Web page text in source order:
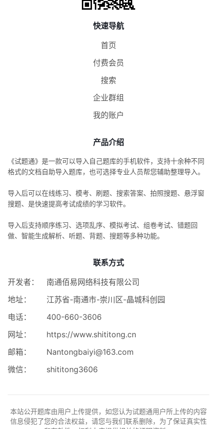
快速导航
首页
付费会员
搜索
企业群组
我的账户
产品介绍
《试题通》是一款可以导入自己题库的手机软件，支持十余种不同
格式的文档自助导入题库，也可选择专业人员帮您辅助整理导入。
导入后可以在线练习、模考、刷题、搜索答案、拍照搜题、悬浮窗
搜题、是快速提高考试成绩的学习软件。
导入后支持顺序练习、选项乱序、模拟考试、组卷考试、错题回
做、智能生成解析、听题、背题、搜题等多种功能。
联系方式
开发者：
南通佰易网络科技有限公司
地址：
江苏省-南通市-崇川区-晶城科创园
电话：
400-660-3606
网址：
https://www.shititong.cn
邮箱：
Nantongbaiyi@163.com
微信：
shititong3606
本站公开题库由用户上传提供，如您认为试题通用户所上传的内容
信息侵犯了您的合法权益，请您与我们联系删除，为了保证真实性